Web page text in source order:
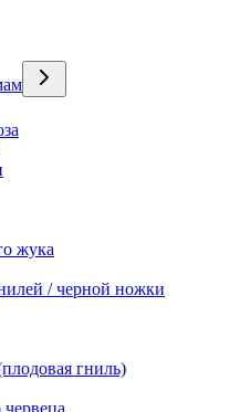
жука
/ черной ножки
гниль)